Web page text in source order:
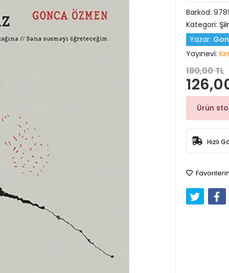
Barkod:
Kategori: Şiir
Yazar:
Yayınevi:
180,00 TL
Ürün
Hızlı